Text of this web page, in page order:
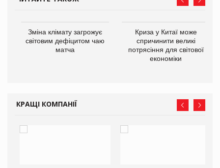
Зміна клімату загрожує
світовим дефіцитом чаю
матча
Криза у Китаї може
спричинити великі
потрясіння для світової
економіки
КРАЩІ КОМПАНІЇ